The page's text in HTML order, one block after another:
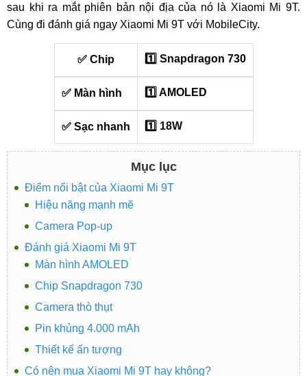
sau khi ra mắt phiên bản nội địa của nó là Xiaomi Mi 9T.
Cùng đi đánh giá ngay Xiaomi Mi 9T với MobileCity.
✅ Chip 1️⃣ Snapdragon 730
✅ Màn hình 1️⃣ AMOLED
✅ Sạc nhanh 1️⃣ 18W
Mục lục
Điểm nổi bật của Xiaomi Mi 9T
Hiệu năng mạnh mẽ
Camera Pop-up
Đánh giá Xiaomi Mi 9T
Màn hình AMOLED
Chip Snapdragon 730
Camera thò thụt
Pin khủng 4.000 mAh
Thiết kế ấn tượng
Có nên mua Xiaomi Mi 9T hay không?